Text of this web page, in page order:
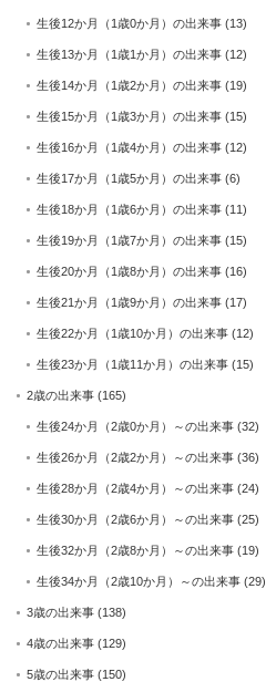
生後12か月（1歳0か月）の出来事 (13)
生後13か月（1歳1か月）の出来事 (12)
生後14か月（1歳2か月）の出来事 (19)
生後15か月（1歳3か月）の出来事 (15)
生後16か月（1歳4か月）の出来事 (12)
生後17か月（1歳5か月）の出来事 (6)
生後18か月（1歳6か月）の出来事 (11)
生後19か月（1歳7か月）の出来事 (15)
生後20か月（1歳8か月）の出来事 (16)
生後21か月（1歳9か月）の出来事 (17)
生後22か月（1歳10か月）の出来事 (12)
生後23か月（1歳11か月）の出来事 (15)
2歳の出来事 (165)
生後24か月（2歳0か月）～の出来事 (32)
生後26か月（2歳2か月）～の出来事 (36)
生後28か月（2歳4か月）～の出来事 (24)
生後30か月（2歳6か月）～の出来事 (25)
生後32か月（2歳8か月）～の出来事 (19)
生後34か月（2歳10か月）～の出来事 (29)
3歳の出来事 (138)
4歳の出来事 (129)
5歳の出来事 (150)